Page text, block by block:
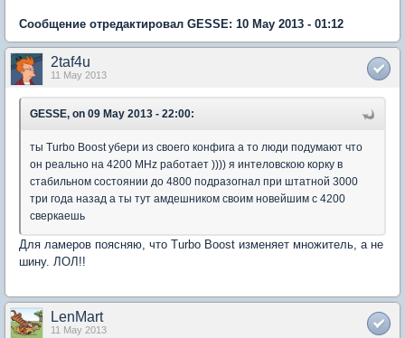
Сообщение отредактировал GESSE: 10 May 2013 - 01:12
2taf4u
11 May 2013
GESSE, on 09 May 2013 - 22:00:
ты Turbo Boost убери из своего конфига а то люди подумают что
он реально на 4200 MHz работает )))) я интеловскою корку в
стабильном состоянии до 4800 подразогнал при штатной 3000
три года назад а ты тут амдешником своим новейшим с 4200
сверкаешь
Для ламеров поясняю, что Turbo Boost изменяет множитель, а не
шину. ЛОЛ!!
LenMart
11 May 2013